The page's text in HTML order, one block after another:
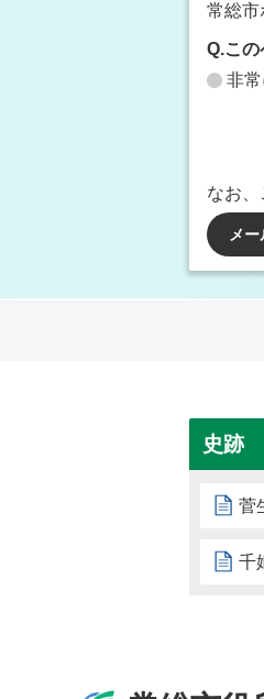
常総市
Q.この
非
なお
メ
史跡
菅
千